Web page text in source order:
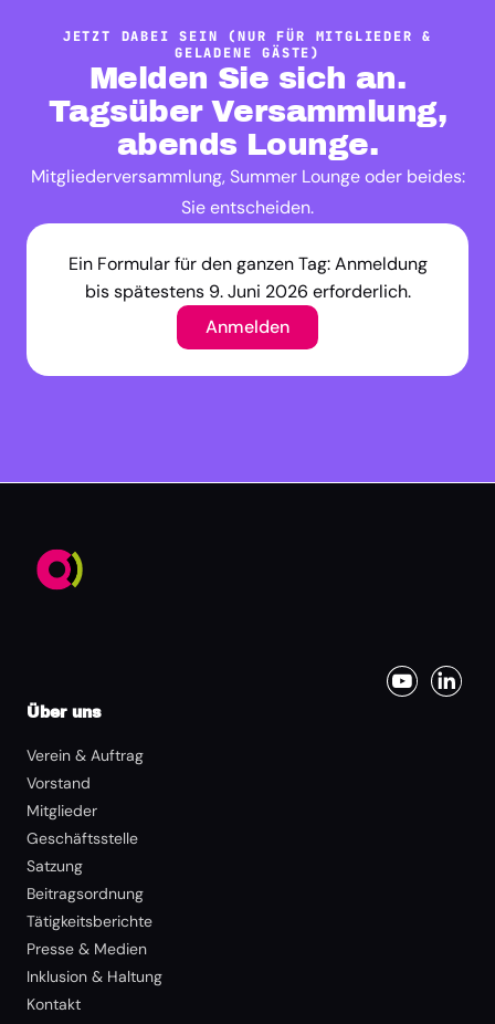
JETZT DABEI SEIN (NUR FÜR MITGLIEDER &
GELADENE GÄSTE)
Melden Sie sich an.
Tagsüber Versammlung,
abends Lounge.
Mitgliederversammlung, Summer Lounge oder beides:
Sie entscheiden.
Ein Formular für den ganzen Tag: Anmeldung
bis spätestens 9. Juni 2026 erforderlich.
Anmelden
Über uns
Verein & Auftrag
Vorstand
Mitglieder
Geschäftsstelle
Satzung
Beitragsordnung
Tätigkeitsberichte
Presse & Medien
Inklusion & Haltung
Kontakt